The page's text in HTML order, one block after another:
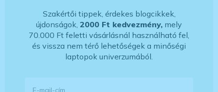
Szakértői tippek, érdekes blogcikkek,
újdonságok, 2000 Ft kedvezmény, mely
70.000 Ft feletti vásárlásnál használható fel,
és vissza nem térő lehetőségek a minőségi
laptopok univerzumából.